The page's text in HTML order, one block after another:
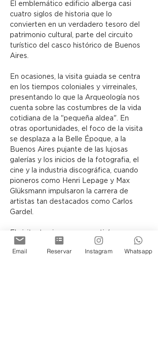
El emblemático edificio alberga casi
cuatro siglos de historia que lo
convierten en un verdadero tesoro del
patrimonio cultural, parte del circuito
turístico del casco histórico de Buenos
Aires.
En ocasiones, la visita guiada se centra
en los tiempos coloniales y virreinales,
presentando lo que la Arqueología nos
cuenta sobre las costumbres de la vida
cotidiana de la "pequeña aldea". En
otras oportunidades, el foco de la visita
se desplaza a la Belle Époque, a la
Buenos Aires pujante de las lujosas
galerías y los inicios de la fotografia, el
cine y la industria discográfica, cuando
pioneros como Henri Lepage y Max
Glüksmann impulsaron la carrera de
artistas tan destacados como Carlos
Gardel.
transportado en el tiempo y
protagonista de la historia de los
Email Reservar Instagram Whatsapp